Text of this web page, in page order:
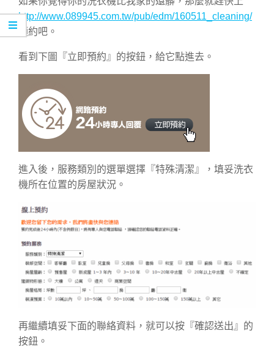
http://www.089945.com.tw/pub/edm/160511_cleaning/
預約吧。
看到下圖『立即預約』的按鈕，給它點進去。
進入後，服務類別的選單選擇『特殊清潔』，填妥洗衣
機所在位置的房屋狀況。
再繼續填妥下面的聯絡資料，就可以按『確認送出』的
按鈕。